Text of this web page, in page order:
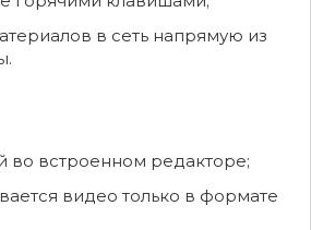
в сеть напрямую из
во встроенном редакторе;
видео только в формате